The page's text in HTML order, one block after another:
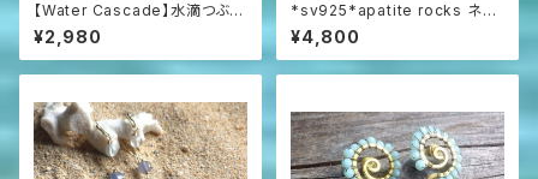
【Water Cascade】水滴つぶつ
ぶガラスと海の雫のフープピア
ス
¥2,980
*sv925*apatite rocks ネオ
ンブルーアパタイト原石の一粒
ピアス
¥4,800